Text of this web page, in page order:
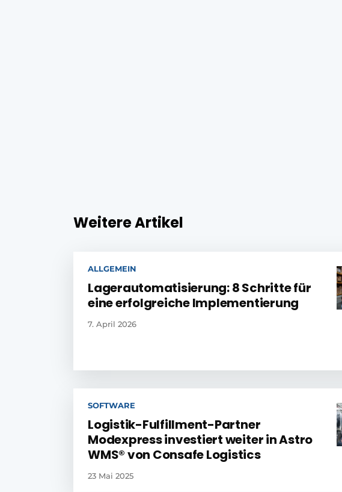
Weitere Artikel
ALLGEMEIN
Lagerautomatisierung: 8 Schritte für
eine erfolgreiche Implementierung
7. April 2026
SOFTWARE
Logistik-Fulfillment-Partner
Modexpress investiert weiter in Astro
WMS® von Consafe Logistics
23 Mai 2025